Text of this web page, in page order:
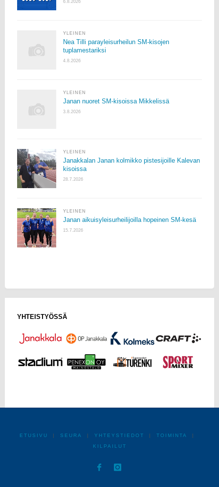
6.8.2026
YLEINEN
Nea Tilli parayleisurheilun SM-kisojen
tuplamestariksi
4.8.2026
YLEINEN
Janan nuoret SM-kisoissa Mikkelissä
3.8.2026
YLEINEN
Janakkalan Janan kolmikko pistesijoille Kalevan
kisoissa
28.7.2026
YLEINEN
Janan aikuisyleisurheilijoilla hopeinen SM-kesä
15.7.2026
YHTEISTYÖSSÄ
ETUSIVU | SEURA | YHTEYSTIEDOT | TOIMINTA
|
KILPAILUT